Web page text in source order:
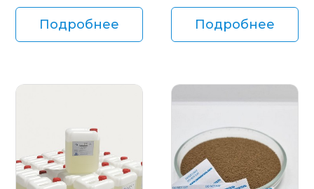
Подробнее Подробнее